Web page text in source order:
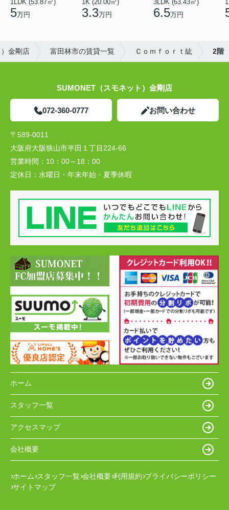
1LDK (53.87㎡)
5万円
1K (20.00㎡)
3.3万円
3LDK (63.43㎡)
6.5万円
金剛店 富田林市の賃貸一覧 Ｃｏｍｆｏｒｔ紘 2階
SUMONET（スモネット）金剛店
072-360-0777 お問い合わせ
〒589-0011
大阪府大阪狭山市半田１丁目224-66
営業時間： 10：00～18：00
定休日： 水曜日・年末年始・夏季休暇
ホーム
スタッフ一覧
アクセスマップ
会社概要
ホーム スタッフ一覧 会社概要 利用規約 プライバシーポリシー
サイトマップ